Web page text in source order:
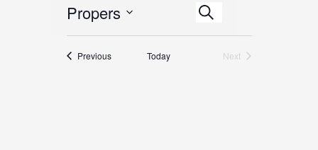
Esdeveniments
Search
and
Navigation
Propers
Select
date.PreviousEsdeveniments
Today
Next